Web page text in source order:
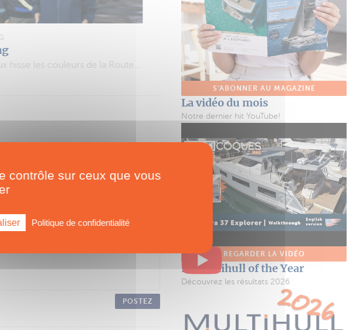
marine, sans lest ni moteur
POSTEZ
S'ABONNER AU MAGAZINE
La vidéo du mois
Notre dernier hit YouTube!
REGARDER LA VIDÉO
Le Multihull of the Year
Découvrez les résultats 2026
contrôle sur ceux que vous
Politique de confidentialité